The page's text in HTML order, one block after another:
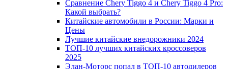
Сравнение Chery Tiggo 4 и Chery Tiggo 4 Pro:
Какой выбрать?
Китайские автомобили в России: Марки и
Цены
Лучшие китайские внедорожники 2024
ТОП-10 лучших китайских кроссоверов
2025
Элан-Моторс попал в ТОП-10 автодилеров